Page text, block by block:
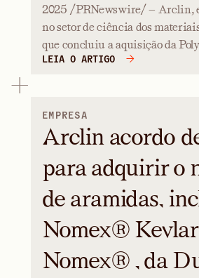
2025 /PRNewswire/ — Arclin,
no setor de ciência dos
que concluiu a aquisição da
LEIA O ARTIGO
EMPRESA
Arclin acordo
para adquirir o
de aramidas,
Nomex®
Nomex® , da